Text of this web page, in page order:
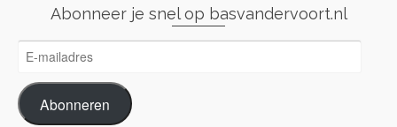
Abonneer je snel op basvandervoort.nl
E-
mailadres
Abonneren